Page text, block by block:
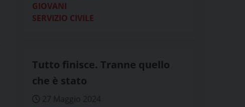
GIOVANI
SERVIZIO CIVILE
Tutto finisce. Tranne quello
che è stato
27 Maggio 2024